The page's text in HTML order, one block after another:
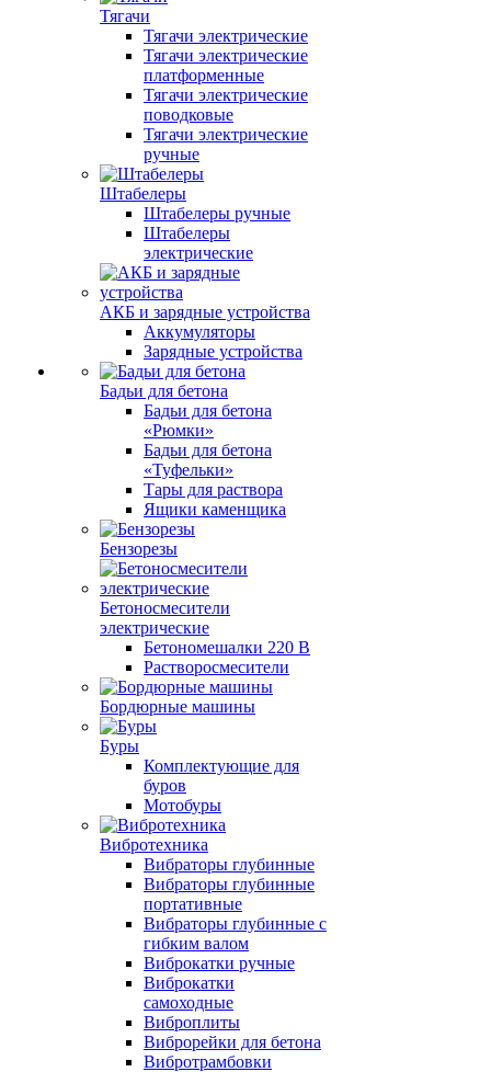
Тягачи
Тягачи электрические
Тягачи электрические
платформенные
Тягачи электрические
поводковые
Тягачи электрические
ручные
Штабелеры
Штабелеры ручные
Штабелеры
электрические
АКБ и зарядные устройства
Аккумуляторы
Зарядные устройства
Бадьи для бетона
Бадьи для бетона
«Рюмки»
Бадьи для бетона
«Туфельки»
Тары для раствора
Ящики каменщика
Бензорезы
Бетоносмесители
электрические
Бетономешалки 220 В
Растворосмесители
Бордюрные машины
Буры
Комплектующие для
буров
Мотобуры
Вибротехника
Вибраторы глубинные
Вибраторы глубинные
портативные
Вибраторы глубинные с
гибким валом
Виброкатки ручные
Виброкатки
самоходные
Виброплиты
Виброрейки для бетона
Вибротрамбовки